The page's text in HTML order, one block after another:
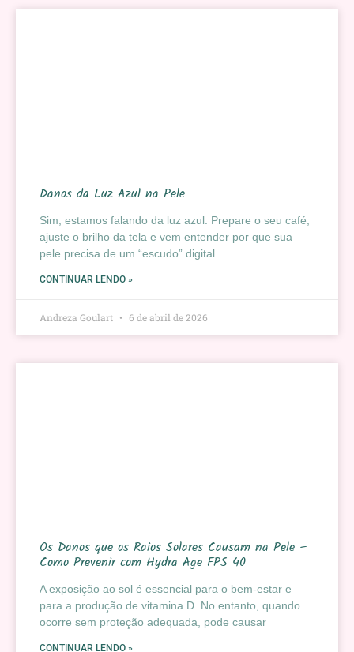
Danos da Luz Azul na Pele
Sim, estamos falando da luz azul. Prepare o seu café,
ajuste o brilho da tela e vem entender por que sua
pele precisa de um “escudo” digital.
CONTINUAR LENDO »
Andreza Goulart 6 de abril de 2026
Os Danos que os Raios Solares Causam na Pele –
Como Prevenir com Hydra Age FPS 40
A exposição ao sol é essencial para o bem-estar e
para a produção de vitamina D. No entanto, quando
ocorre sem proteção adequada, pode causar
CONTINUAR LENDO »